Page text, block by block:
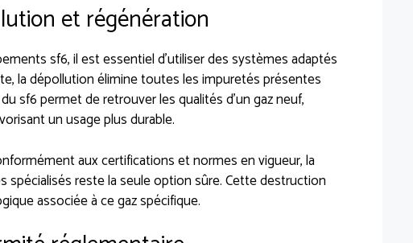
et régénération
sf6, il est essentiel d’utiliser des systèmes adaptés
la dépollution élimine toutes les impuretés présentes
sf6 permet de retrouver les qualités d’un gaz neuf,
un usage plus durable.
aux certifications et normes en vigueur, la
spécialisés reste la seule option sûre. Cette destruction
associée à ce gaz spécifique.